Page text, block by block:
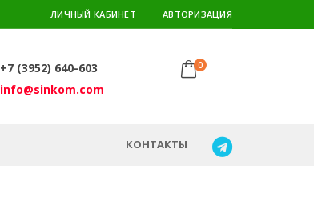
ЛИЧНЫЙ КАБИНЕТ АВТОРИЗАЦИЯ
+7 (3952) 640-603
info@sinkom.com
0
КОНТАКТЫ